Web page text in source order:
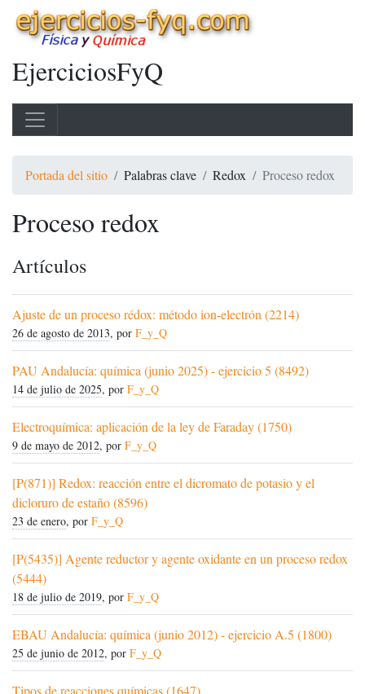
EjerciciosFyQ
Portada del sitio Palabras clave Redox Proceso redox
Proceso redox
Artículos
Ajuste de un proceso rédox: método ion-electrón (2214)
26 de agosto de 2013, por F_y_Q
PAU Andalucía: química (junio 2025) - ejercicio 5 (8492)
14 de julio de 2025, por F_y_Q
Electroquímica: aplicación de la ley de Faraday (1750)
9 de mayo de 2012, por F_y_Q
[P(871)] Redox: reacción entre el dicromato de potasio y el
dicloruro de estaño (8596)
23 de enero, por F_y_Q
[P(5435)] Agente reductor y agente oxidante en un proceso redox
(5444)
18 de julio de 2019, por F_y_Q
EBAU Andalucía: química (junio 2012) - ejercicio A.5 (1800)
25 de junio de 2012, por F_y_Q
Tipos de reacciones químicas (1647)